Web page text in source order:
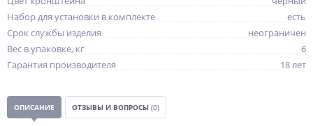
Набор для установки в комплекте
есть
Срок службы изделия
неограничен
Вес в упаковке, кг
6
Гарантия производителя
18 лет
ОПИСАНИЕ ОТЗЫВЫ И ВОПРОСЫ (0)